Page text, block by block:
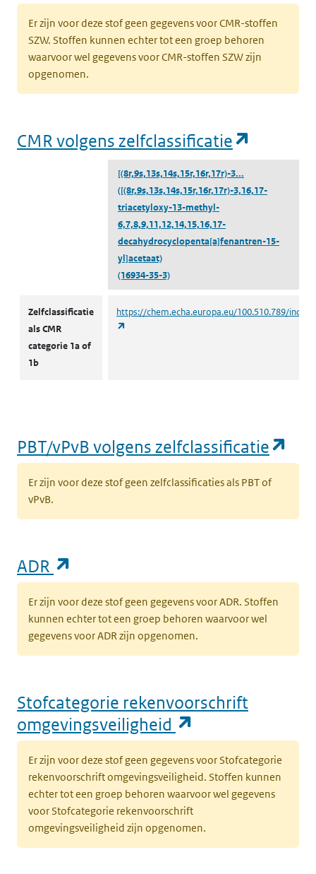
Er zijn voor deze stof geen gegevens voor CMR-stoffen
SZW. Stoffen kunnen echter tot een groep behoren
waarvoor wel gegevens voor CMR-stoffen SZW zijn
opgenomen.
CMR volgens zelfclassificatie
[(8r,9s,13s,14s,15r,16r,17r)-3...
([(8r,9s,13s,14s,15r,16r,17r)-3,16,17-
triacetyloxy-13-methyl-
6,7,8,9,11,12,14,15,16,17-
decahydrocyclopenta[a]fenantren-15-
yl]acetaat)
(16934-35-3)
Zelfclassificatie
als CMR
categorie 1a of
1b
https://chem.echa.europa.eu/100.510.789/
PBT/vPvB volgens zelfclassificatie
Er zijn voor deze stof geen zelfclassificaties als PBT of
vPvB.
ADR
Er zijn voor deze stof geen gegevens voor ADR. Stoffen
kunnen echter tot een groep behoren waarvoor wel
gegevens voor ADR zijn opgenomen.
Stofcategorie rekenvoorschrift
omgevingsveiligheid
Er zijn voor deze stof geen gegevens voor Stofcategorie
rekenvoorschrift omgevingsveiligheid. Stoffen kunnen
echter tot een groep behoren waarvoor wel gegevens
voor Stofcategorie rekenvoorschrift
omgevingsveiligheid zijn opgenomen.